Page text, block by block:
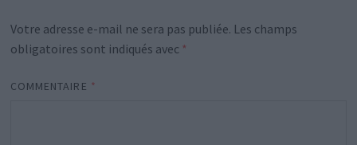
Votre adresse e-mail ne sera pas publiée. Les champs
obligatoires sont indiqués avec *
COMMENTAIRE *